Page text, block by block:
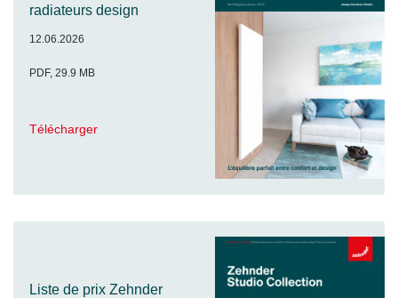
radiateurs design
12.06.2026
PDF, 29.9 MB
Télécharger
Liste de prix Zehnder